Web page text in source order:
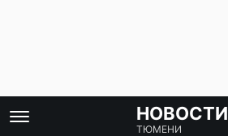
НОВОСТИ
ТЮМЕНИ